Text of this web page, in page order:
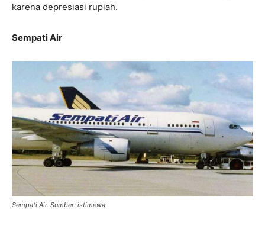
karena depresiasi rupiah.
Sempati Air
Sempati Air. Sumber: istimewa